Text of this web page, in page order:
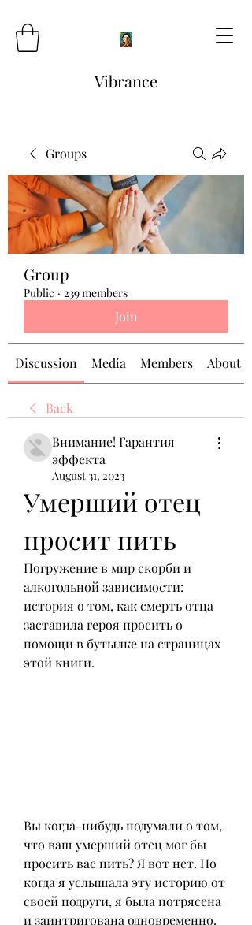
Vibrance
Groups
Group
Public · 239 members
Join
Discussion Media Members About
Back
Внимание! Гарантия
эффекта
August 31, 2023
Умерший отец
просит пить
Погружение в мир скорби и
алкогольной зависимости:
история о том, как смерть отца
заставила героя просить о
помощи в бутылке на страницах
этой книги.
Вы когда-нибудь подумали о том,
что ваш умерший отец мог бы
просить вас пить? Я вот нет. Но
когда я услышала эту историю от
своей подруги, я была потрясена
и заинтригована одновременно.